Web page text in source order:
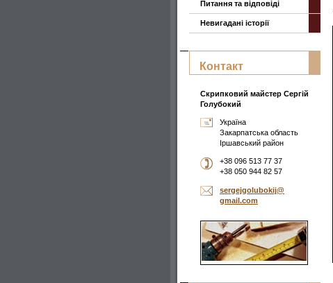
Питання та відповіді
Невигадані історії
Контакт
Скрипковий майстер Сергій
Голубокий
Україна
Закарпатська область
Іршавський район
+38 096 513 77 37
+38 050 944 82 57
sergejgolubokij@
gmail.com